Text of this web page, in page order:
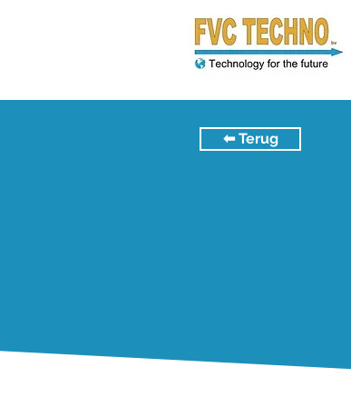
⬅︎ Terug